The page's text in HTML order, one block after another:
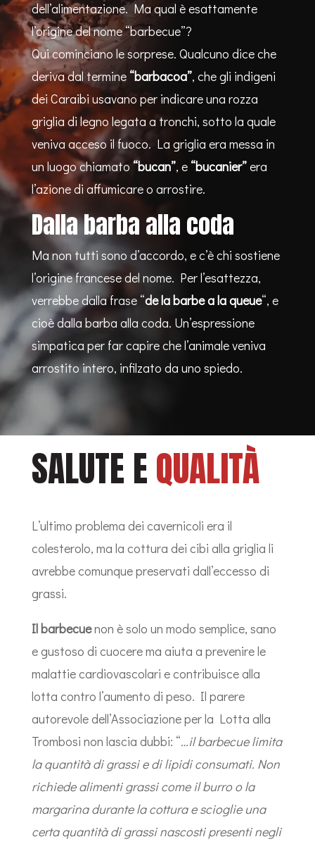
dell’alimentazione. Ma qual è esattamente
l’origine del nome “barbecue”?
Qui cominciano le sorprese. Qualcuno dice che
deriva dal termine “barbacoa”, che gli indigeni
dei Caraibi usavano per indicare una rozza
griglia di legno legata a tronchi, sotto la quale
veniva acceso il fuoco. La griglia era messa in
un luogo chiamato “bucan”, e “bucanier”era
l’azione di affumicare o arrostire.
Dalla barba alla coda
Ma non tutti sono d’accordo, e c’è chi sostiene
l’origine francese del nome. Per l’esattezza,
verrebbe dalla frase “de la barbe a la queue“, e
cioè dalla barba alla coda. Un’espressione
simpatica per far capire che l’animale veniva
arrostito intero, infilzato da uno spiedo.
SALUTE EQUALITÀ
L’ultimo problema dei cavernicoli era il
colesterolo, ma la cottura dei cibi alla griglia li
avrebbe comunque preservati dall’eccesso di
grassi.
Il barbecuenon è solo un modo semplice, sano
e gustoso di cuocere ma aiuta a prevenire le
malattie cardiovascolari e contribuisce alla
lotta contro l’aumento di peso. Il parere
autorevole dell’Associazione per la Lotta alla
Trombosi non lascia dubbi: “…il barbecue limita
la quantità di grassi e di lipidi consumati. Non
richiede alimenti grassi come il burro o la
margarina durante la cottura e scioglie una
certa quantità di grassi nascosti presenti negli